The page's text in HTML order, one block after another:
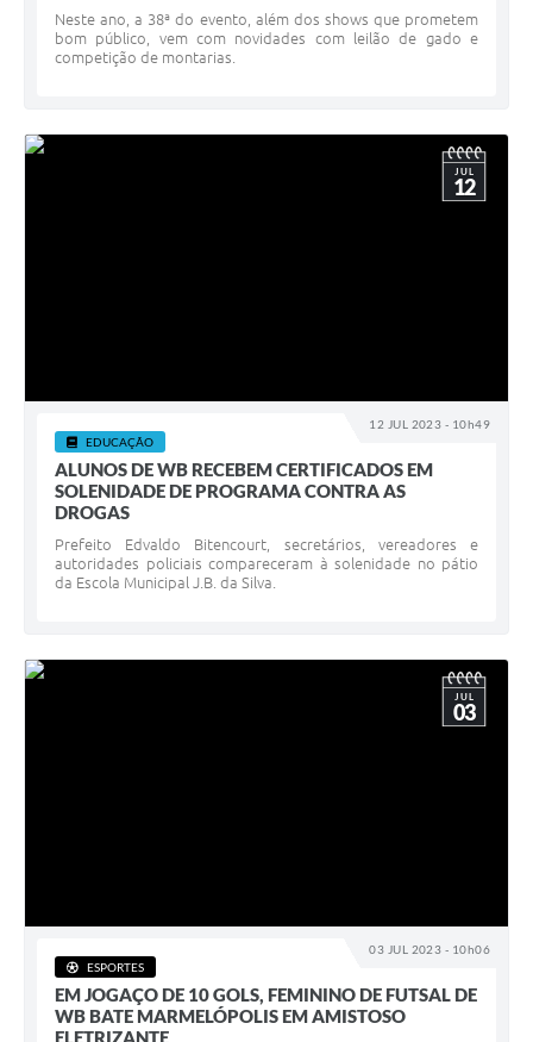
Neste ano, a 38ª do evento, além dos shows que prometem
bom público, vem com novidades com leilão de gado e
competição de montarias.
12 JUL 2023 - 10h49
JUL
12
EDUCAÇÃO
ALUNOS DE WB RECEBEM CERTIFICADOS EM
SOLENIDADE DE PROGRAMA CONTRA AS
DROGAS
Prefeito Edvaldo Bitencourt, secretários, vereadores e
autoridades policiais compareceram à solenidade no pátio
da Escola Municipal J.B. da Silva.
03 JUL 2023 - 10h06
JUL
03
ESPORTES
EM JOGAÇO DE 10 GOLS, FEMININO DE FUTSAL DE
WB BATE MARMELÓPOLIS EM AMISTOSO
ELETRIZANTE